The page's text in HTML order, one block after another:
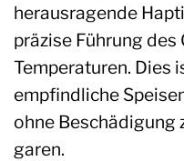
herausragende
präzise Führung
Temperaturen. Dies
empfindliche
ohne Beschädigung
garen.